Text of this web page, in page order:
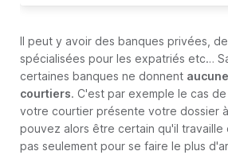
Il peut y avoir des banques privées,
spécialisées pour les expatriés etc…
certaines banques ne donnent
courtiers. C'est par exemple le cas de
votre courtier présente votre dossier
pouvez alors être certain qu'il
pas seulement pour se faire le plus